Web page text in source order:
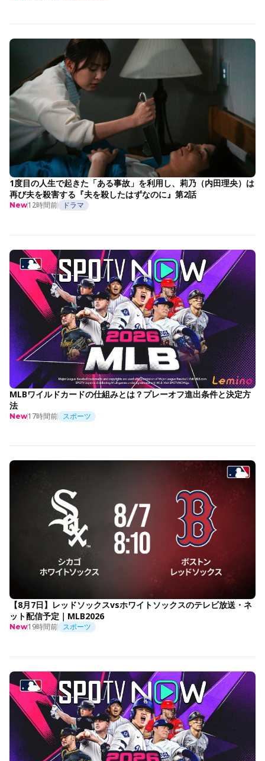
1度目の人生で起きた「ある事故」を利用し、莉乃（内田理央）は
再び夫を殺害する『夫を殺したはずなのに』第2話
New12時間前 ドラマ
MLBワイルドカードの仕組みとは？プレーオフ進出条件と決定方
法
New17時間前 スポーツ
【8月7日】レッドソックスvsホワイトソックスのテレビ放送・ネ
ット配信予定｜MLB2026
New19時間前 スポーツ